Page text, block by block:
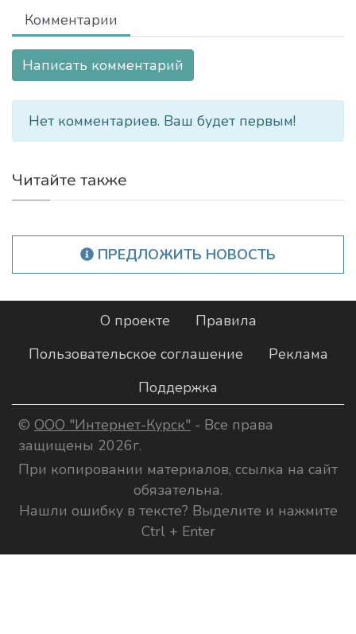
Комментарии
Написать комментарий
Нет комментариев. Ваш будет первым!
Читайте также
ПРЕДЛОЖИТЬ НОВОСТЬ
О проекте
Правила
Пользовательское соглашение
Реклама
Поддержка
© ООО "Интернет-Курск" - Все права
защищены 2026г.
При копировании материалов, ссылка на сайт
обязательна.
Нашли ошибку в тексте? Выделите и нажмите
Ctrl + Enter